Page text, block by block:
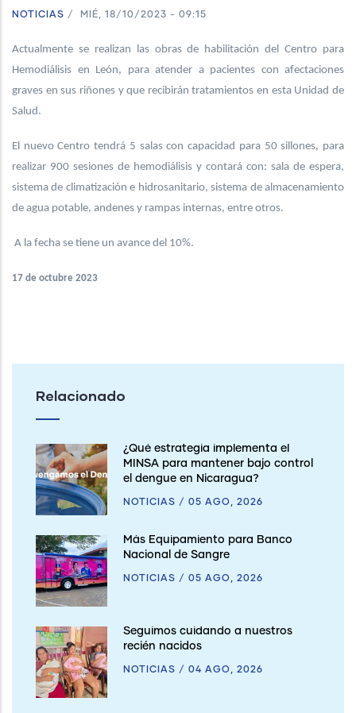
NOTICIAS / MIÉ, 18/10/2023 - 09:15
Actualmente se realizan las obras de habilitación del Centro para
Hemodiálisis en León, para atender a pacientes con afectaciones
graves en sus riñones y que recibirán tratamientos en esta Unidad de
Salud.
El nuevo Centro tendrá 5 salas con capacidad para 50 sillones, para
realizar 900 sesiones de hemodiálisis y contará con: sala de espera,
sistema de climatización e hidrosanitario, sistema de almacenamiento
de agua potable, andenes y rampas internas, entre otros.
A la fecha se tiene un avance del 10%.
17 de octubre 2023
Relacionado
¿Qué estrategia implementa el
MINSA para mantener bajo control
el dengue en Nicaragua?
NOTICIAS / 05 AGO, 2026
Más Equipamiento para Banco
Nacional de Sangre
NOTICIAS / 05 AGO, 2026
Seguimos cuidando a nuestros
recién nacidos
NOTICIAS / 04 AGO, 2026